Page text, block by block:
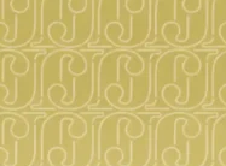
تماس بگیرید
خرید